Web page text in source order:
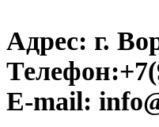
Адрес: г.
Телефон:
E-mail: